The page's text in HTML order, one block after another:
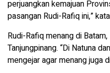
perjuangkan kemajuan
pasangan Rudi-Rafiq ini,”
Rudi-Rafiq menang di
Tanjungpinang. “Di Natuna
mengejar agar menang juga